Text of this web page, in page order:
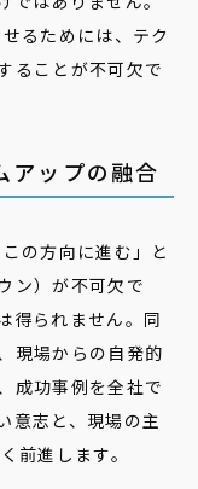
るためには、テク
ることが不可欠で
アップの融合
の方向に進む」と
ン）が不可欠で
得られません。同
現場からの自発的
成功事例を全社で
意志と、現場の主
前進します。